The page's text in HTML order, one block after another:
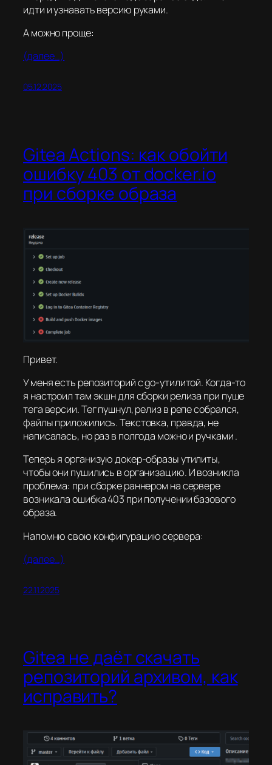
идти и узнавать версию руками.
А можно проще:
(далее…)
05.12.2025
Gitea Actions: как обойти
ошибку 403 от docker.io
при сборке образа
Привет.
У меня есть репозиторий с go-утилитой. Когда-то
я настроил там экшн для сборки релиза при пуше
тега версии. Тег пушнул, релиз в репе собрался,
файлы приложились. Текстовка, правда, не
написалась, но раз в полгода можно и ручками .
Теперь я организую докер-образы утилиты,
чтобы они пушились в организацию. И возникла
проблема: при сборке раннером на сервере
возникала ошибка 403 при получении базового
образа.
Напомню свою конфигурацию сервера:
(далее…)
22.11.2025
Gitea не даёт скачать
репозиторий архивом, как
исправить?